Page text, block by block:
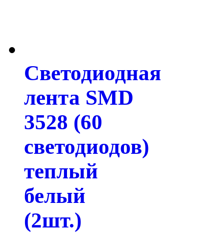
Светодиодная
лента SMD
3528 (60
светодиодов)
теплый
белый
(2шт.)